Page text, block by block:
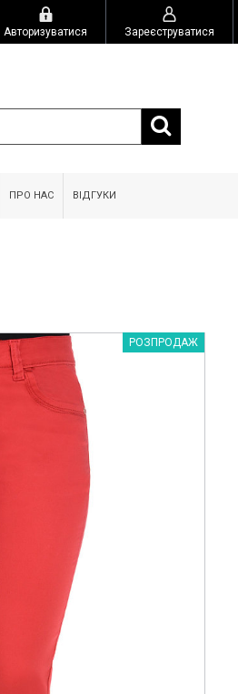
Авторизуватися Зареєструватися
ПРО НАС ВІДГУКИ
РОЗПРОДАЖ